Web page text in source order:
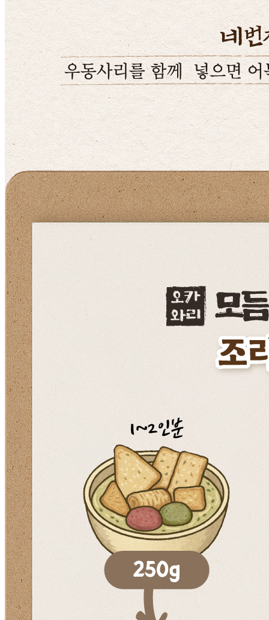
판매자 상호
코주부어묵
사업장 소재지
경기 이천시 신둔면 경충대로3233번길 145 (수광리) d동 2
층
연락처
031-376-6464
사업자
등록번호
851-87-00961
통신판매
신고번호
2023-경기이천-0141
상품 고시 정보
식품의 유형
어묵(유탕처리/구움처리/비살균제품/가열하여 섭취하는 냉
동식품)
생산자
코주부씨앤에프
소재지
경기도 이천시 신둔면 경충대로3233번길 145
제조연월일
주문일로부터 90일 이내
소비기한
제조일로부터 12개월 이내
포장단위별 용량(중량)
460g
포장단위별 수량
1
원재료명 및 함량
오까와리 모듬어묵 91.3% 냉동연육59.35%[외국산(베트남,
중국,미국등)/어육살,설탕,D-소비톨(감미료),산도조절제],감
자전분(폴란드산99%,국내산1%),밀가루(밀:미국,호주산),양
파(국내산),재제소금,대파,청양고추,당근,L-글루탐산나트륨
(향미증진제),냉동대파(중국산),깻잎,설탕,대두유,복합조미분
말,명신씨엠이,생미분(쌀:국내산),D-자일로오스(감미료),글리
신,혼합제제(그린팜OS),혼합제제(핑크칼라GT),멸치엑기스,
어육추출액,효소처리스테비아(감미료)
영양성분
상품 상세설명 참조
유전자변형식품에 해당하는 경우의 표시
해당사항 없음
수입식품 여부
해당사항 없음
소비자 상담 관련 전화번호
031-376-6464